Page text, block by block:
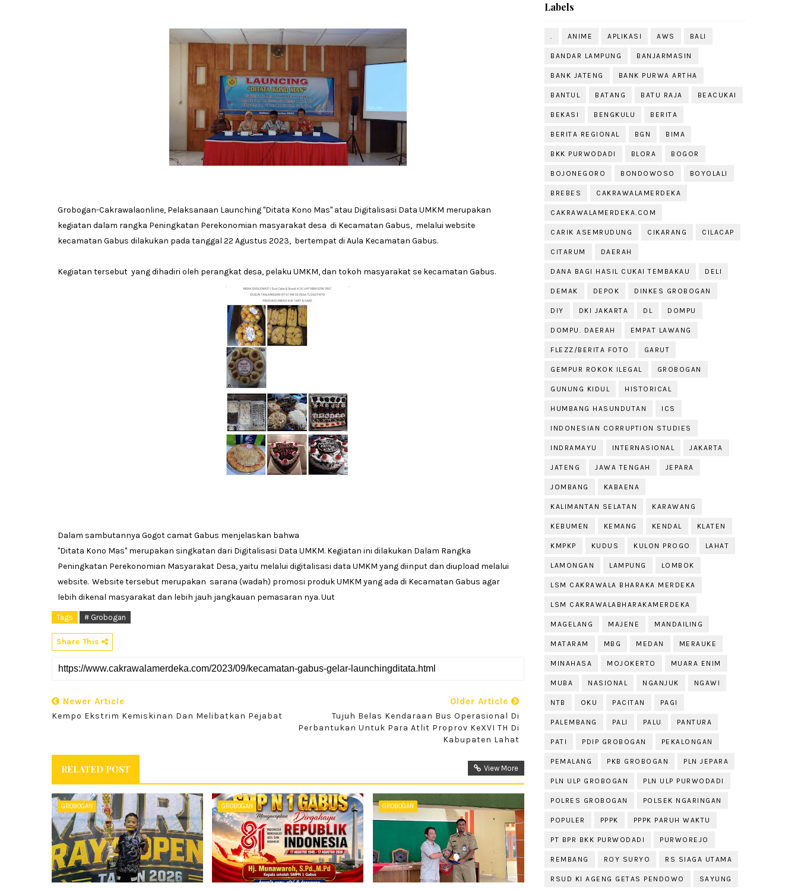
Grobogan-Cakrawalaonline, Pelaksanaan Launching "Ditata Kono Mas" atau Digitalisasi Data UMKM merupakan
kegiatan dalam rangka Peningkatan Perekonomian masyarakat desa di Kecamatan Gabus, melalui website
kecamatan Gabus dilakukan pada tanggal 22 Agustus 2023, bertempat di Aula Kecamatan Gabus.
Kegiatan tersebut yang dihadiri oleh perangkat desa, pelaku UMKM, dan tokoh masyarakat se kecamatan Gabus.
Dalam sambutannya Gogot camat Gabus menjelaskan bahwa
"Ditata Kono Mas" merupakan singkatan dari Digitalisasi Data UMKM. Kegiatan ini dilakukan Dalam Rangka
Peningkatan Perekonomian Masyarakat Desa, yaitu melalui digitalisasi data UMKM yang diinput dan diupload melalui
website. Website tersebut merupakan sarana (wadah) promosi produk UMKM yang ada di Kecamatan Gabus agar
lebih dikenal masyarakat dan lebih jauh jangkauan pemasaran nya. Uut
Tags # Grobogan
Share This
Newer Article
Kempo Ekstrim Kemiskinan Dan Melibatkan Pejabat
Older Article
Tujuh Belas Kendaraan Bus Operasional Di
Perbantukan Untuk Para Atlit Proprov KeXVI TH Di
Kabupaten Lahat
RELATED POST View More
GROBOGAN GROBOGAN GROBOGAN
Labels
. ANIME APLIKASI AWS BALI
BANDAR LAMPUNG BANJARMASIN
BANK JATENG BANK PURWA ARTHA
BANTUL BATANG BATU RAJA BEACUKAI
BEKASI BENGKULU BERITA
BERITA REGIONAL BGN BIMA
BKK PURWODADI BLORA BOGOR
BOJONEGORO BONDOWOSO BOYOLALI
BREBES CAKRAWALAMERDEKA
CAKRAWALAMERDEKA.COM
CARIK ASEMRUDUNG CIKARANG CILACAP
CITARUM DAERAH
DANA BAGI HASIL CUKAI TEMBAKAU DELI
DEMAK DEPOK DINKES GROBOGAN
DIY DKI JAKARTA DL DOMPU
DOMPU. DAERAH EMPAT LAWANG
FLEZZ/BERITA FOTO GARUT
GEMPUR ROKOK ILEGAL GROBOGAN
GUNUNG KIDUL HISTORICAL
HUMBANG HASUNDUTAN ICS
INDONESIAN CORRUPTION STUDIES
INDRAMAYU INTERNASIONAL JAKARTA
JATENG JAWA TENGAH JEPARA
JOMBANG KABAENA
KALIMANTAN SELATAN KARAWANG
KEBUMEN KEMANG KENDAL KLATEN
KMPKP KUDUS KULON PROGO LAHAT
LAMONGAN LAMPUNG LOMBOK
LSM CAKRAWALA BHARAKA MERDEKA
LSM CAKRAWALABHARAKAMERDEKA
MAGELANG MAJENE MANDAILING
MATARAM MBG MEDAN MERAUKE
MINAHASA MOJOKERTO MUARA ENIM
MUBA NASIONAL NGANJUK NGAWI
NTB OKU PACITAN PAGI
PALEMBANG PALI PALU PANTURA
PATI PDIP GROBOGAN PEKALONGAN
PEMALANG PKB GROBOGAN PLN JEPARA
PLN ULP GROBOGAN PLN ULP PURWODADI
POLRES GROBOGAN POLSEK NGARINGAN
POPULER PPPK PPPK PARUH WAKTU
PT BPR BKK PURWODADI PURWOREJO
REMBANG ROY SURYO RS SIAGA UTAMA
RSUD KI AGENG GETAS PENDOWO SAYUNG